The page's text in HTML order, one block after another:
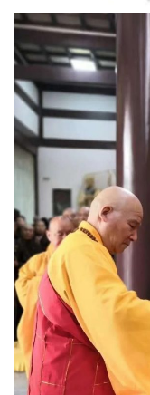
乐
菩
提
专
题
公
慈
善
佛
教
人
物
登录